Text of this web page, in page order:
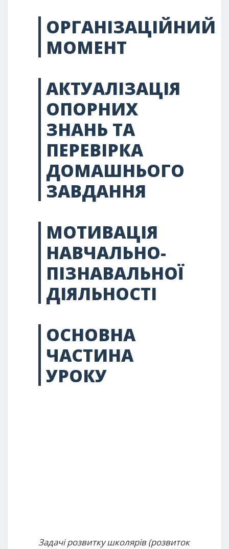
ОРГАНІЗАЦІЙНИЙ
МОМЕНТ
АКТУАЛІЗАЦІЯ
ОПОРНИХ
ЗНАНЬ ТА
ПЕРЕВІРКА
ДОМАШНЬОГО
ЗАВДАННЯ
МОТИВАЦІЯ
НАВЧАЛЬНО-
ПІЗНАВАЛЬНОЇ
ДІЯЛЬНОСТІ
ОСНОВНА
ЧАСТИНА
УРОКУ
Задачі розвитку школярів (розвиток